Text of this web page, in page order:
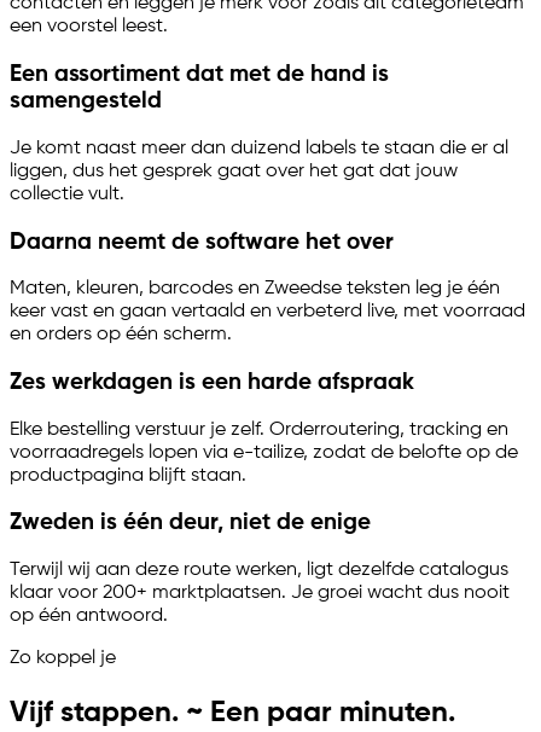
contacten en leggen je merk voor zoals dit categorieteam
een voorstel leest.
Een assortiment dat met de hand is
samengesteld
Je komt naast meer dan duizend labels te staan die er al
liggen, dus het gesprek gaat over het gat dat jouw
collectie vult.
Daarna neemt de software het over
Maten, kleuren, barcodes en Zweedse teksten leg je één
keer vast en gaan vertaald en verbeterd live, met voorraad
en orders op één scherm.
Zes werkdagen is een harde afspraak
Elke bestelling verstuur je zelf. Orderroutering, tracking en
voorraadregels lopen via e-tailize, zodat de belofte op de
productpagina blijft staan.
Zweden is één deur, niet de enige
Terwijl wij aan deze route werken, ligt dezelfde catalogus
klaar voor 200+ marktplaatsen. Je groei wacht dus nooit
op één antwoord.
Zo koppel je
Vijf stappen. ~ Een paar minuten.